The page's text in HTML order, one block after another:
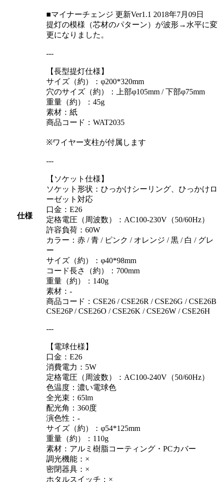
仕様
■マイナーチェンジ 更新Ver1.1 2018年7月09日
提灯の模様（芯材のパターン）が波形→水平に変
更になりました。
---
【長型提灯仕様】
サイズ（約）：φ200*320mm
穴のサイズ（約）：上部φ105mm / 下部φ75mm
重量（約）：45g
素材：紙
商品コード：WAT2035
※ワイヤー支柱が付属します
---
【ソケット仕様】
ソケット形状：ひっかけシーリング、ひっかけロ
ーゼット対応
口金：E26
定格電圧（周波数）：AC100-230V（50/60Hz）
許容負荷：60W
カラー：赤 / 青 / ピンク / オレンジ / 黒 / 白 / グレ
ー
サイズ（約）：φ40*98mm
コード長さ（約）：700mm
重量（約）：140g
素材：-
商品コード：CSE26 / CSE26R / CSE26G / CSE26B
CSE26P / CSE26O / CSE26K / CSE26W / CSE26H
---
【電球仕様】
口金：E26
消費電力：5W
定格電圧（周波数）：AC100-240V（50/60Hz）
色温度：濃い電球色
全光束：65lm
配光角：360度
演色性：-
サイズ（約）：φ54*125mm
重量（約）：110g
素材：アルミ樹脂コーティング・PCカバー
調光機能：×
密閉器具：×
ホタルスイッチ：×